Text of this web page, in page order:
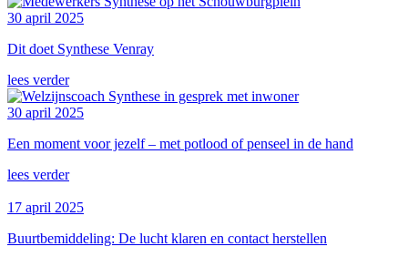
30 april 2025
Dit doet Synthese Venray
lees verder
30 april 2025
Een moment voor jezelf – met potlood of penseel in de hand
lees verder
17 april 2025
Buurtbemiddeling: De lucht klaren en contact herstellen